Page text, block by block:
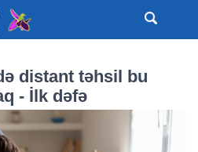
distant təhsil bu
- İlk dəfə